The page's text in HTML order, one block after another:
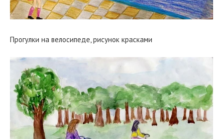
Прогулки на велосипеде, рисунок красками